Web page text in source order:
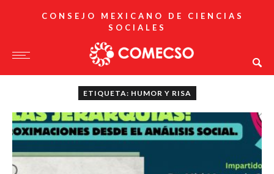
CONSEJO MEXICANO DE CIENCIAS
SOCIALES
ETIQUETA: HUMOR Y RISA